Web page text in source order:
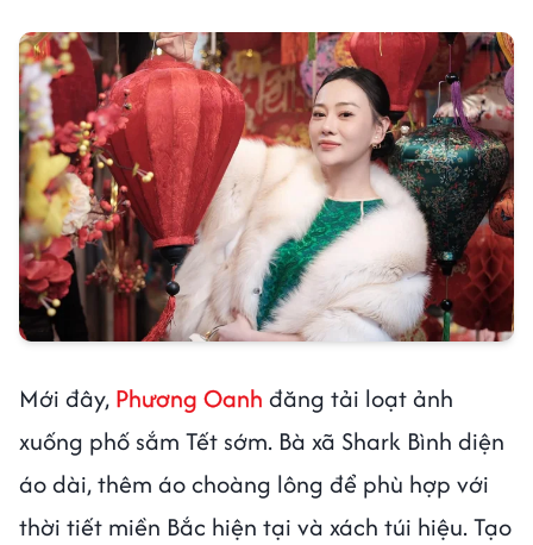
Mới đây, Phương Oanh đăng tải loạt ảnh
xuống phố sắm Tết sớm. Bà xã Shark Bình diện
áo dài, thêm áo choàng lông để phù hợp với
thời tiết miền Bắc hiện tại và xách túi hiệu. Tạo